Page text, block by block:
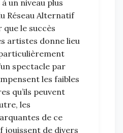
un niveau plus
Réseau Alternatif
que le succès
artistes donne lieu
spectacle par
les faibles
qu’ils peuvent
les
de ce
jouissent de divers